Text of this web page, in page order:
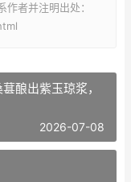
者并注明出处：
酿出紫玉琼浆，
2026-07-08